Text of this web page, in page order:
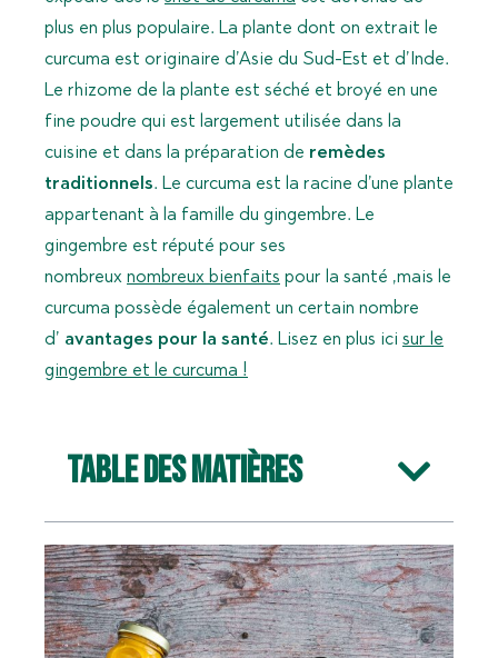
plus en plus populaire. La plante dont on extrait le
curcuma est originaire d’Asie du Sud-Est et d’Inde.
Le rhizome de la plante est séché et broyé en une
fine poudre qui est largement utilisée dans la
cuisine et dans la préparation de remèdes
traditionnels. Le curcuma est la racine d’une plante
appartenant à la famille du gingembre. Le
gingembre est réputé pour ses
nombreux nombreux bienfaits pour la santé ,mais le
curcuma possède également un certain nombre
d’ avantages pour la santé. Lisez en plus ici sur le
gingembre et le curcuma !
Table des matières